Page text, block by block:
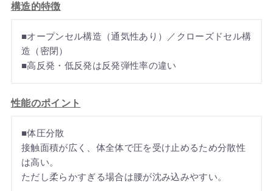
構造的特徴
■オープンセル構造（通気性あり）／クローズドセル構
造（密閉）
■高反発・低反発は反発弾性率の違い
性能のポイント
■体圧分散
接触面積が広く、体全体で圧を受け止めるため分散性
は高い。
ただし柔らかすぎる場合は腰が沈み込みやすい。